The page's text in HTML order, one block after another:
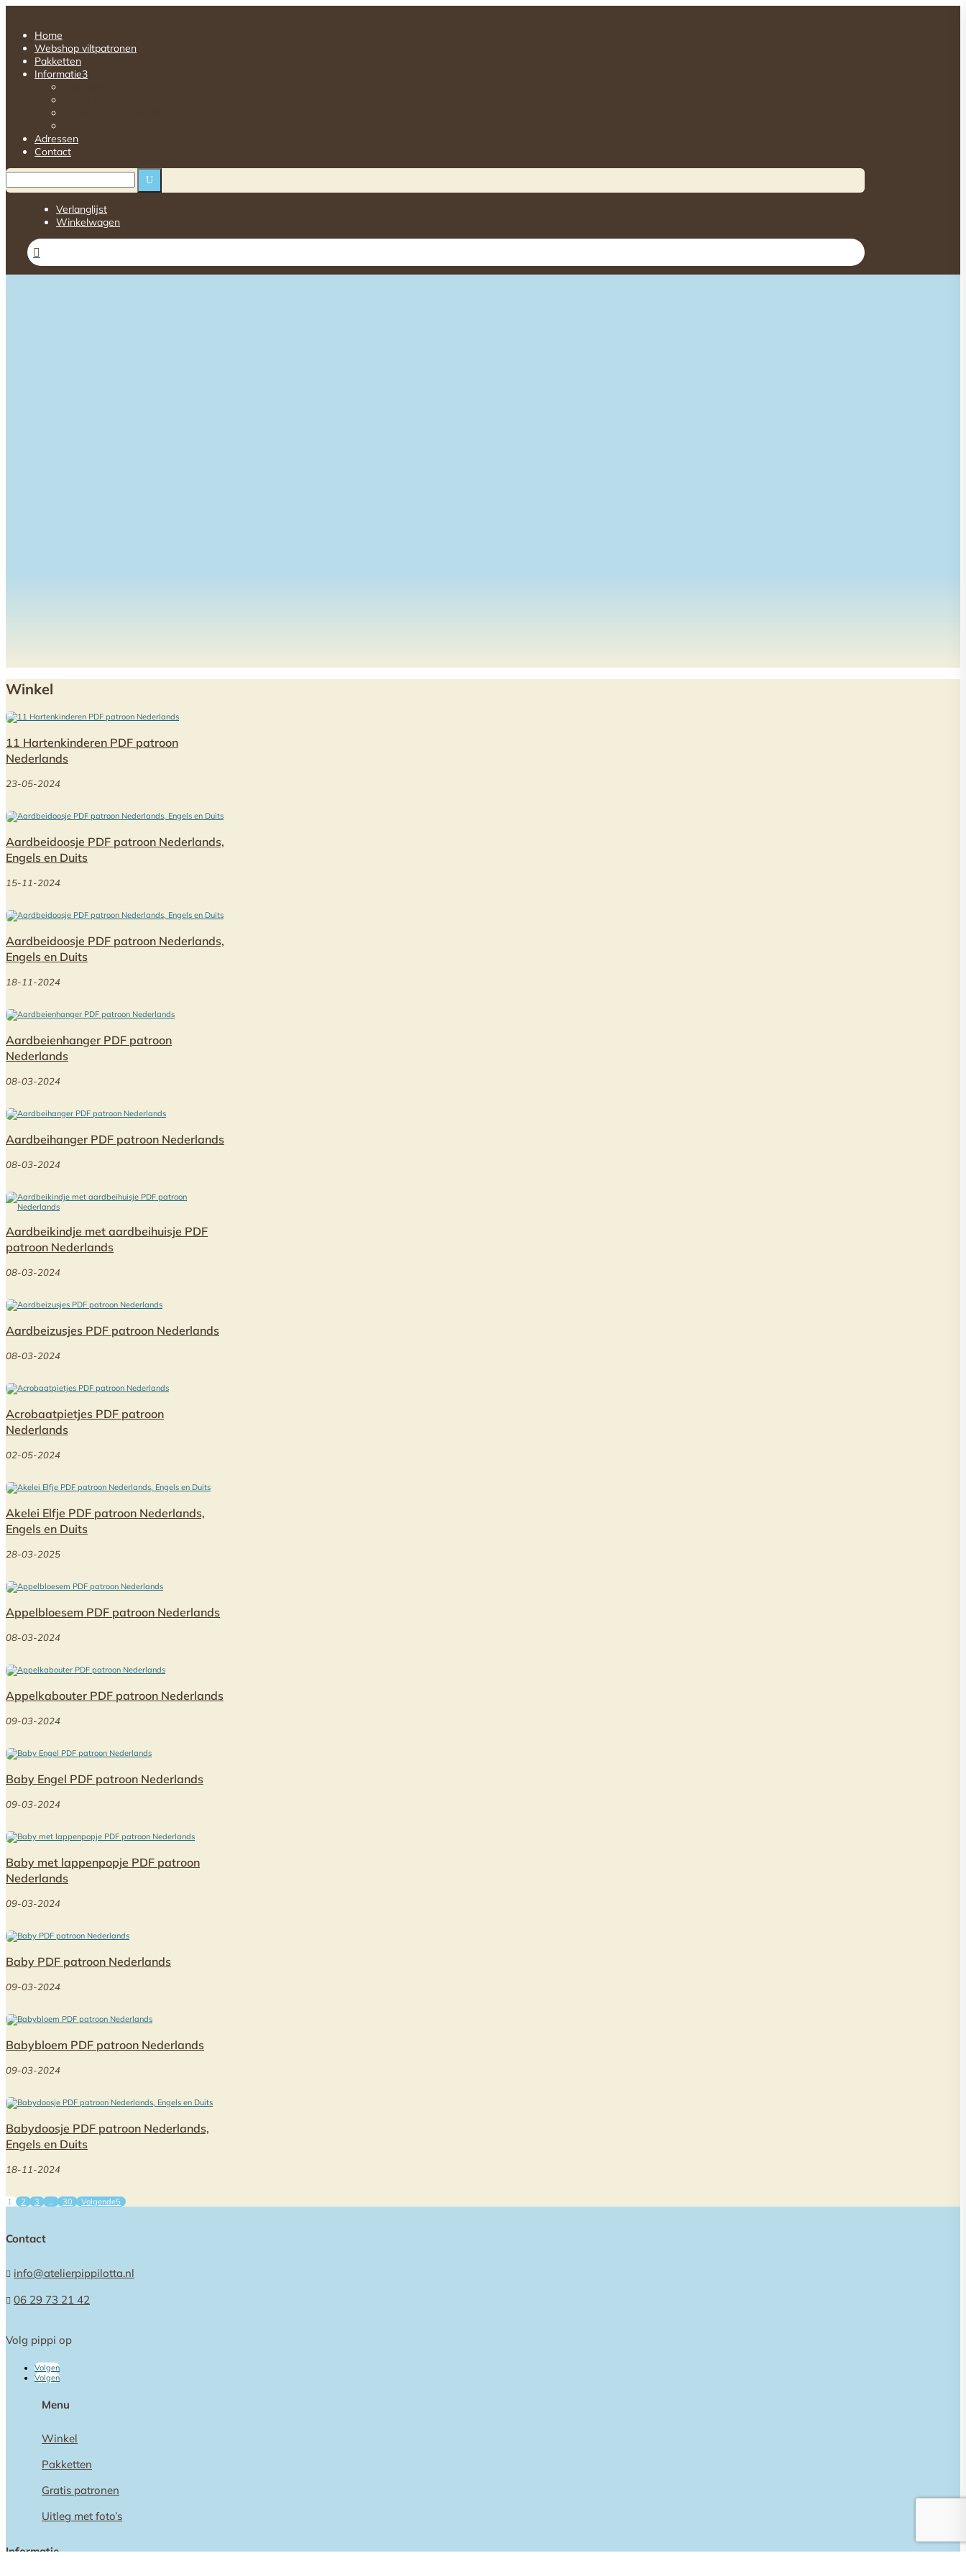
Home
Webshop viltpatronen
Pakketten
Informatie3
Adressen
Contact
U
Verlanglijst
Winkelwagen

Winkel
11 Hartenkinderen PDF patroon
Nederlands
23-05-2024
Aardbeidoosje PDF patroon Nederlands,
Engels en Duits
15-11-2024
Aardbeidoosje PDF patroon Nederlands,
Engels en Duits
18-11-2024
Aardbeienhanger PDF patroon
Nederlands
08-03-2024
Aardbeihanger PDF patroon Nederlands
08-03-2024
Aardbeikindje met aardbeihuisje PDF
patroon Nederlands
08-03-2024
Aardbeizusjes PDF patroon Nederlands
08-03-2024
Acrobaatpietjes PDF patroon
Nederlands
02-05-2024
Akelei Elfje PDF patroon Nederlands,
Engels en Duits
28-03-2025
Appelbloesem PDF patroon Nederlands
08-03-2024
Appelkabouter PDF patroon Nederlands
09-03-2024
Baby Engel PDF patroon Nederlands
09-03-2024
Baby met lappenpopje PDF patroon
Nederlands
09-03-2024
Baby PDF patroon Nederlands
09-03-2024
Babybloem PDF patroon Nederlands
09-03-2024
Babydoosje PDF patroon Nederlands,
Engels en Duits
18-11-2024
1 2 3 30 Volgende
Contact
 info@atelierpippilotta.nl
 06 29 73 21 42
Volg pippi op
Volgen
Volgen
Menu
Winkel
Pakketten
Gratis patronen
Uitleg met foto’s
Informatie